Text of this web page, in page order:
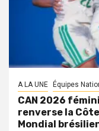
A LA UNE Équipes
CAN 2026
renverse la
Mondial